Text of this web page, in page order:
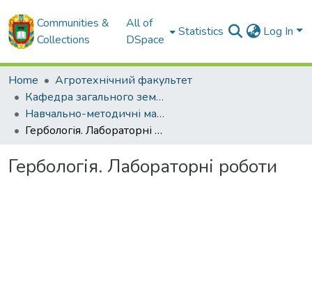
Communities &
Collections
All of
DSpace
Statistics Log In
Home
Агротехнічний факультет
Кафедра загального землеробства
Навчально-методичні матеріали кафедри загального землеробства
Гербологія. Лабораторні роботи
Гербологія. Лабораторні роботи